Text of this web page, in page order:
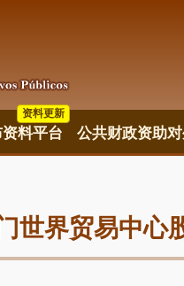
料平台
资料更新
公共财政资助
世界贸易中心